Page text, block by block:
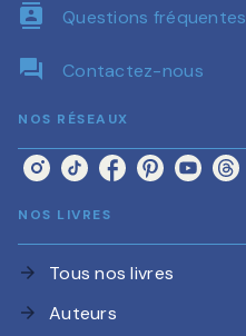
contacts Questions fréquentes
question_answer Contactez-nous
NOS RÉSEAUX
NOS LIVRES
arrow_forward Tous nos livres
arrow_forward Auteurs